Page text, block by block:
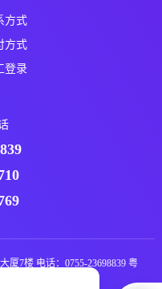
方式
方式
登录
厦7楼 电话：0755-23698839 粤